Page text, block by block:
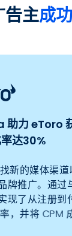
告主成
力 eToro
达30%
新的媒体渠道
牌推广。通
现了从注册到
，并将 CPM